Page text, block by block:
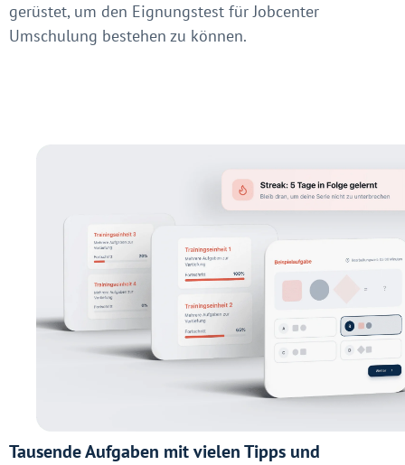
gerüstet, um den Eignungstest für Jobcenter
Umschulung bestehen zu können.
Tausende Aufgaben mit vielen Tipps und